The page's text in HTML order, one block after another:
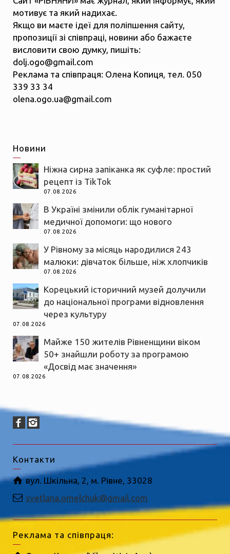
мотивує та який надихає.
Якщо ви маєте ідеї для поліпшення сайту,
пропозиції зі співпраці, новини або бажаєте
висловити свою думку, пишіть:
dolj.ogo@gmail.com
Реклама та співпраця: Олена Копиця, тел. 050
339 33 34
olena.ogo.ua@gmail.com
Новини
Ніжна сирна запіканка як суфле: простий
рецепт із TikTok
07.08.2026
В Україні змінили облік гуманітарної
медичної допомоги: що нового
07.08.2026
У Рівному за місяць народилися 243
малюки: дівчаток більше, ніж хлопчиків
07.08.2026
Корецький історичний музей долучили
до національної програми відновлення
через культуру
07.08.2026
Майже 150 жителів Рівненщини віком
50+ знайшли роботу за програмою
«Досвід має значення»
07.08.2026
Контакти
вул. Шкільна, 2, м. Рівне, 33028
svetlana.omelchuk@gmail.com
Реклама та співпраця: